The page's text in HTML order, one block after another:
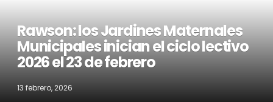
Rawson: los Jardines Maternales
Municipales inician el ciclo lectivo
2026 el 23 de febrero
13 febrero, 2026